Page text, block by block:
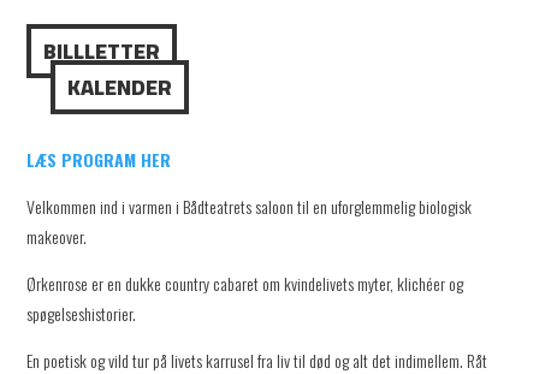
BILLLETTER
KALENDER
LÆS PROGRAM HER
Velkommen ind i varmen i Bådteatrets saloon til en uforglemmelig biologisk
makeover.
Ørkenrose er en dukke country cabaret om kvindelivets myter, klichéer og
spøgelseshistorier.
En poetisk og vild tur på livets karrusel fra liv til død og alt det indimellem. Råt